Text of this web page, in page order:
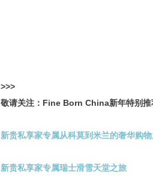
>>>
敬请关注：Fine Born China新年特别推
新贵私享家专属从科莫到米兰的奢华购
新贵私享家专属瑞士滑雪天堂之旅